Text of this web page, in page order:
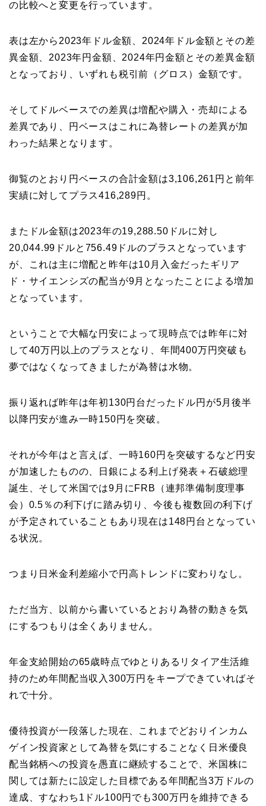
の比較へと変更を行っています。
表は左から2023年ドル金額、2024年ドル金額とその差
異金額、2023年円金額、2024年円金額とその差異金額
となっており、いずれも税引前（グロス）金額です。
そしてドルベースでの差異は増配や購入・売却による
差異であり、円ベースはこれに為替レートの差異が加
わった結果となります。
御覧のとおり円ベースの合計金額は3,106,261円と前年
実績に対してプラス416,289円。
またドル金額は2023年の19,288.50ドルに対し
20,044.99ドルと756.49ドルのプラスとなっています
が、これは主に増配と昨年は10月入金だったギリア
ド・サイエンシズの配当が9月となったことによる増加
となっています。
ということで大幅な円安によって現時点では昨年に対
して40万円以上のプラスとなり、年間400万円突破も
夢ではなくなってきましたが為替は水物。
振り返れば昨年は年初130円台だったドル円が5月後半
以降円安が進み一時150円を突破。
それが今年はと言えば、一時160円を突破するなど円安
が加速したものの、日銀による利上げ発表＋石破総理
誕生、そして米国では9月にFRB（連邦準備制度理事
会）0.5％の利下げに踏み切り、今後も複数回の利下げ
が予定されていることもあり現在は148円台となってい
る状況。
つまり日米金利差縮小で円高トレンドに変わりなし。
ただ当方、以前から書いているとおり為替の動きを気
にするつもりは全くありません。
年金支給開始の65歳時点でゆとりあるリタイア生活維
持のため年間配当収入300万円をキープできていればそ
れで十分。
優待投資が一段落した現在、これまでどおりインカム
ゲイン投資家として為替を気にすることなく日米優良
配当銘柄への投資を愚直に継続することで、米国株に
関しては新たに設定した目標である年間配当3万ドルの
達成、すなわち1ドル100円でも300万円を維持できる